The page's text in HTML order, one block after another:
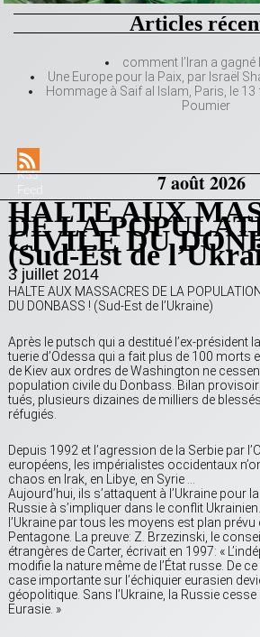
Articles
comment l’Iran a gagné
Une Europe pour la Paix, par Israël
Hommage à Saif al Islam, Paris, le
Poumier
RSS
7 août 2026
HALTE AUX
DE LA
CIVILE DU
(Sud-Est de
3 juillet 2014
HALTE AUX MASSACRES DE LA
DU DONBASS ! (Sud-Est de l’Ukraine)
Après le putsch qui a destitué l’ex-président
tuerie d’Odessa qui a fait plus de 100 morts
de Kiev aux ordres de Washington ne
population civile du Donbass. Bilan
tués, plusieurs dizaines de milliers de
réfugiés.
Depuis 1992 et l’agression de la Serbie par
européens, les impérialistes occidentaux
chaos en Irak, en Libye, en Syrie …
Aujourd’hui, ils s’attaquent à l’Ukraine pour
Russie à s’impliquer dans le conflit
l’Ukraine par tous les moyens est plan
Pentagone. La preuve: Z. Brzezinski, le
étrangères de Carter, écrivait en 1997: «
modifie la nature même de l’État russe. De
case importante sur l’échiquier eurasien
géopolitique. Sans l’Ukraine, la Russie cesse
Eurasie. »